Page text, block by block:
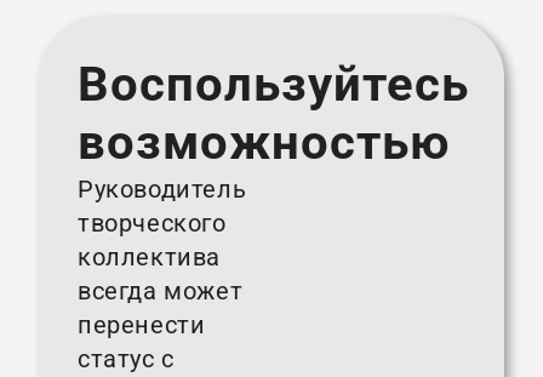
Воспользуйтесь
возможностью
Руководитель
творческого
коллектива
всегда может
перенести
статус с